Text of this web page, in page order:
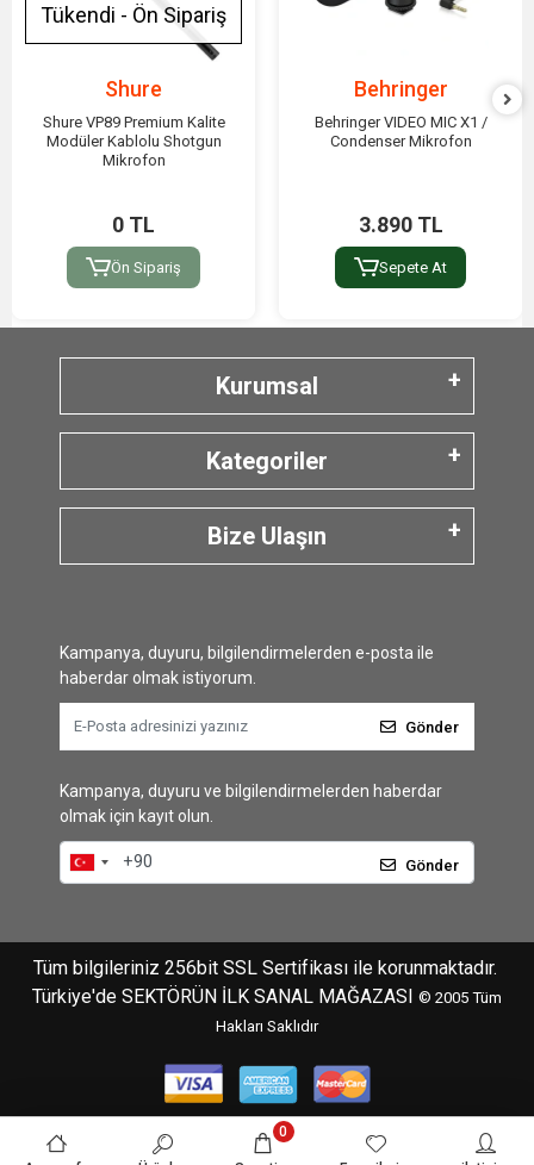
Tükendi - Ön Sipariş
Shure
Shure VP89 Premium Kalite
Modüler Kablolu Shotgun
Mikrofon
0 TL
Ön Sipariş
Behringer
Behringer VIDEO MIC X1 /
Condenser Mikrofon
3.890 TL
Sepete At
Kurumsal
Kategoriler
Bize Ulaşın
Kampanya, duyuru, bilgilendirmelerden e-posta ile
haberdar olmak istiyorum.
Gönder
Kampanya, duyuru ve bilgilendirmelerden haberdar
olmak için kayıt olun.
Gönder
Tüm bilgileriniz 256bit SSL Sertifikası ile korunmaktadır.
Türkiye'de SEKTÖRÜN İLK SANAL MAĞAZASI © 2005 Tüm
Hakları Saklıdır
0